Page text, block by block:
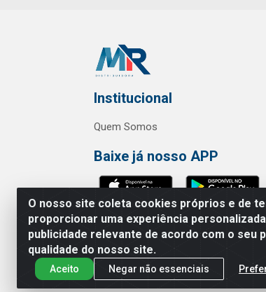
O nosso site coleta cookies próprios e de
proporcionar uma experiência
publicidade relevante de acordo com o seu
qualidade do nosso site.
Aceito Negar não essenciais
Institucional
Quem Somos
Baixe já nosso APP
MR Distribuidora -